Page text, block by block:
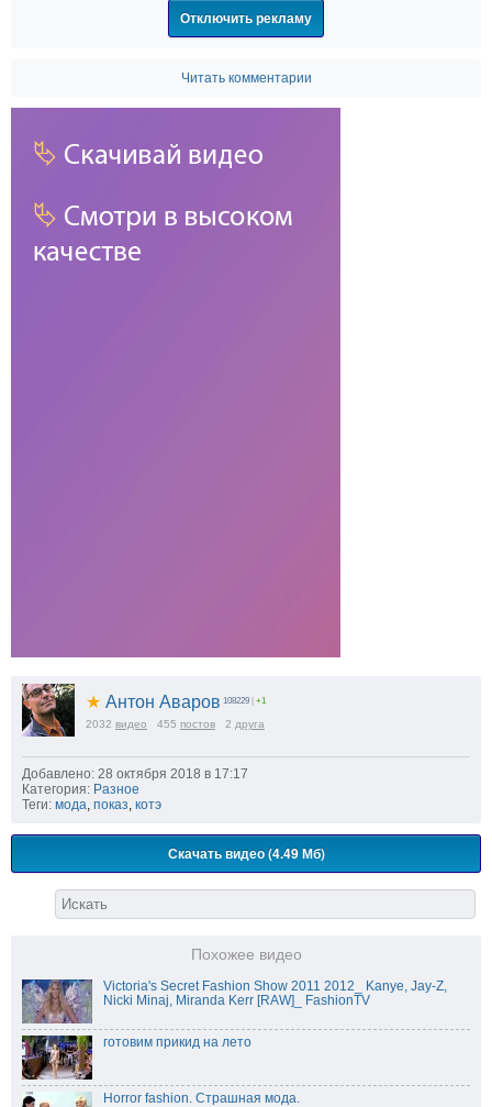
Отключить рекламу
Читать комментарии
★ Антон Аваров 108229 | +1
2032 видео 455 постов 2 друга
Добавлено: 28 октября 2018 в 17:17
Категория: Разное
Теги: мода показ котэ
Скачать видео (4.49 Мб)
Похожее видео
Victoria's Secret Fashion Show 2011 2012_ Kanye, Jay-Z,
Nicki Minaj, Miranda Kerr [RAW]_ FashionTV
готовим прикид на лето
Horror fashion. Страшная мода.